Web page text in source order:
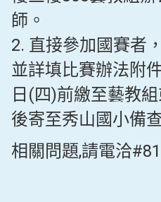
師。
2. 直接參加國賽者
並詳填比賽辦法附
日(四)前繳至藝教
後寄至秀山國小備
相關問題,請電洽